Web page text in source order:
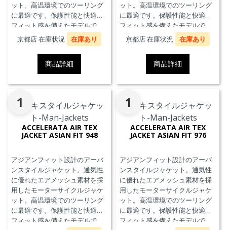
ット。高温環境でのツーリング
に最適です。保護性能と快適な
フィット感を備えたモデルで
す。
京都店 在庫状況 在庫あり
商品詳細
ット。高温環境でのツーリング
に最適です。保護性能と快適な
フィット感を備えたモデルで
す。
京都店 在庫状況 在庫あり
商品詳細
1
ACCELERATA AIR TEX
JACKET ASIAN FIT 948
アジアンフィット設計のアーバ
ンスタイルジャケット。通気性
に優れたエアメッシュ素材を採
用したモーターサイクルジャケ
ット。高温環境でのツーリング
に最適です。保護性能と快適な
フィット感を備えたモデルで
1
ACCELERATA AIR TEX
JACKET ASIAN FIT 976
アジアンフィット設計のアーバ
ンスタイルジャケット。通気性
に優れたエアメッシュ素材を採
用したモーターサイクルジャケ
ット。高温環境でのツーリング
に最適です。保護性能と快適な
フィット感を備えたモデルで